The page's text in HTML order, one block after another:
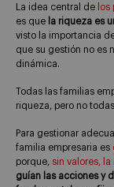
La idea central de
es que la riqueza es
visto la importancia
que su gestión no es
dinámica.
Todas las familias
riqueza, pero no
Para gestionar
familia empresaria es
porque, sin valores,
guían las acciones y